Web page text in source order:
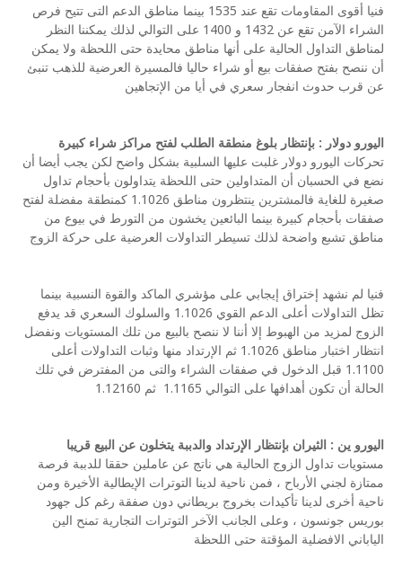
فنيا أقوى المقاومات تقع عند 1535 بينما مناطق الدعم التى تتيح فرص
الشراء الآمن تقع عن 1432 و 1400 على التوالي لذلك يمكننا النظر
لمناطق التداول الحالية على أنها مناطق محايدة حتى اللحظة ولا يمكن
أن ننصح بفتح صفقات بيع أو شراء حاليا فالمسيرة العرضية للذهب تنبئ
عن قرب حدوث انفجار سعري في أيا من الإتجاهين
اليورو دولار : بإنتظار بلوغ منطقة الطلب لفتح مراكز شراء كبيرة
تحركات اليورو دولار غلبت عليها السلبية بشكل واضح لكن يجب أيضا أن
نضع في الحسبان أن المتداولين حتى اللحظة يتداولون بأحجام تداول
صغيرة للغاية فالمشترين ينتظرون مناطق 1.1026 كمنطقة مفضلة لفتح
صفقات بأحجام كبيرة بينما البائعين يخشون من التورط في بيوع من
مناطق تشبع واضحة لذلك تسيطر التداولات العرضية على حركة الزوج
فنيا لم نشهد إختراق إيجابي على مؤشري الماكد والقوة النسبية بينما
تظل التداولات أعلى الدعم القوي 1.1026 والسلوك السعري قد يدفع
الزوج لمزيد من الهبوط إلا أننا لا ننصح بالبيع من تلك المستويات ونفضل
انتظار اختبار مناطق 1.1026 ثم الإرتداد منها وثبات التداولات أعلى
1.1100 قبل الدخول في صفقات الشراء والتى من المفترض في تلك
الحالة أن تكون أهدافها على التوالي 1.1165 ثم 1.12160
اليورو ين : الثيران بإنتظار الإرتداد والدببة يتخلون عن البيع قريبا
مستويات تداول الزوج الحالية هي ناتج عن عاملين حققا للدببة فرصة
ممتازة لجني الأرباح ، فمن ناحية لدينا التوترات الإيطالية الأخيرة ومن
ناحية أخرى لدينا تأكيدات بخروج بريطاني دون صفقة رغم كل جهود
بوريس جونسون ، وعلى الجانب الآخر التوترات التجارية تمنح الين
الياباني الافضلية المؤقتة حتى اللحظة